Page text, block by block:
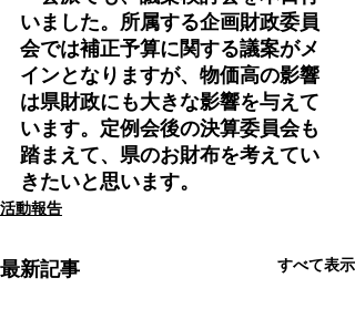
いました。所属する企画財政委員
会では補正予算に関する議案がメ
インとなりますが、物価高の影響
は県財政にも大きな影響を与えて
います。定例会後の決算委員会も
踏まえて、県のお財布を考えてい
きたいと思います。
活動報告
最新記事 すべて表示